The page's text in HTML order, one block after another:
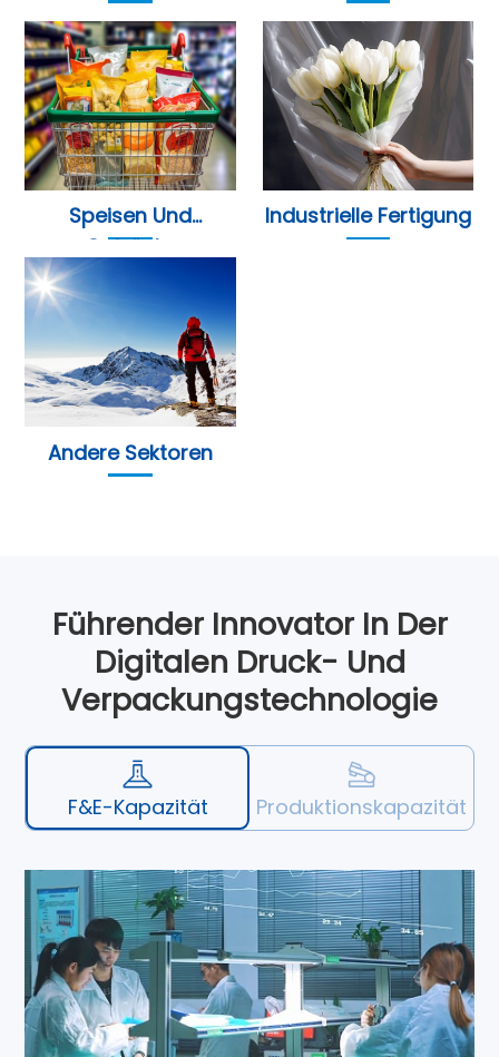
Speisen Und
Getränke
Industrielle Fertigung
Andere Sektoren
Führender Innovator In Der
Digitalen Druck- Und
Verpackungstechnologie
F&E-Kapazität Produktionskapazität